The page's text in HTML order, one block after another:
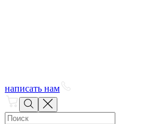
написать нам